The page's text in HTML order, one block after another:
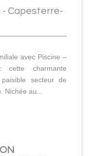
- Capesterre-
avec Piscine –
cette charmante
secteur de
Nichée au...